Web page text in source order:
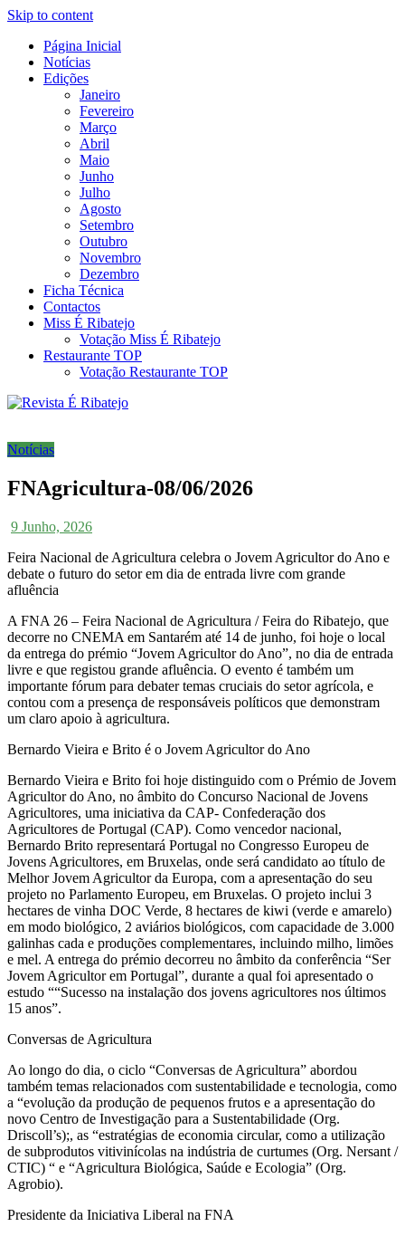
Skip to content
É Ribatejo – Revista Social
Online
Revista Social Online
Página Inicial
Notícias
Edições
Janeiro
Fevereiro
Março
Abril
Maio
Junho
Julho
Agosto
Setembro
Outubro
Novembro
Dezembro
Ficha Técnica
Contactos
Miss É Ribatejo
Votação Miss É Ribatejo
Restaurante TOP
Votação Restaurante TOP
Notícias
FNAgricultura-08/06/2026
9 Junho, 2026
Feira Nacional de Agricultura celebra o Jovem Agricultor do Ano e
debate o futuro do setor em dia de entrada livre com grande
afluência
A FNA 26 – Feira Nacional de Agricultura / Feira do Ribatejo, que
decorre no CNEMA em Santarém até 14 de junho, foi hoje o local
da entrega do prémio “Jovem Agricultor do Ano”, no dia de entrada
livre e que registou grande afluência. O evento é também um
importante fórum para debater temas cruciais do setor agrícola, e
contou com a presença de responsáveis políticos que demonstram
um claro apoio à agricultura.
Bernardo Vieira e Brito é o Jovem Agricultor do Ano
Bernardo Vieira e Brito foi hoje distinguido com o Prémio de Jovem
Agricultor do Ano, no âmbito do Concurso Nacional de Jovens
Agricultores, uma iniciativa da CAP- Confederação dos
Agricultores de Portugal (CAP). Como vencedor nacional,
Bernardo Brito representará Portugal no Congresso Europeu de
Jovens Agricultores, em Bruxelas, onde será candidato ao título de
Melhor Jovem Agricultor da Europa, com a apresentação do seu
projeto no Parlamento Europeu, em Bruxelas. O projeto inclui 3
hectares de vinha DOC Verde, 8 hectares de kiwi (verde e amarelo)
em modo biológico, 2 aviários biológicos, com capacidade de 3.000
galinhas cada e produções complementares, incluindo milho, limões
e mel. A entrega do prémio decorreu no âmbito da conferência “Ser
Jovem Agricultor em Portugal”, durante a qual foi apresentado o
estudo ““Sucesso na instalação dos jovens agricultores nos últimos
15 anos”.
Conversas de Agricultura
Ao longo do dia, o ciclo “Conversas de Agricultura” abordou
também temas relacionados com sustentabilidade e tecnologia, como
a “evolução da produção de pequenos frutos e a apresentação do
novo Centro de Investigação para a Sustentabilidade (Org.
Driscoll’s);, as “estratégias de economia circular, como a utilização
de subprodutos vitivinícolas na indústria de curtumes (Org. Nersant /
CTIC) “ e “Agricultura Biológica, Saúde e Ecologia” (Org.
Agrobio).
Presidente da Iniciativa Liberal na FNA